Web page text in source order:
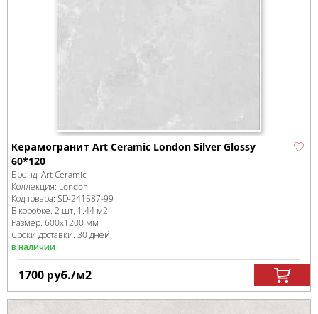
Керамогранит Art Ceramic London Silver Glossy
60*120
Бренд: Art Ceramic
Коллекция: London
Код товара: SD-241587-99
В коробке: 2 шт, 1.44 м2
Размер: 600x1200 мм
Сроки доставки: 30 дней
в наличии
1700 руб./м2